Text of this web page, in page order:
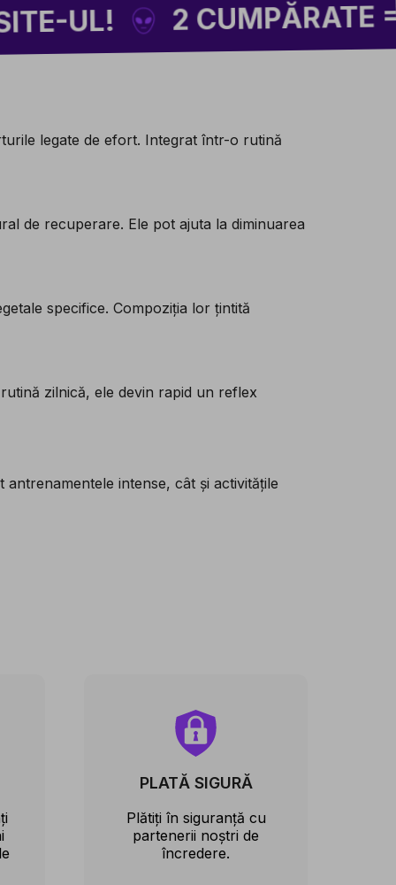
2 CUMPĂRATE = 1
legate de efort. Integrat într-o rutină
de recuperare. Ele pot ajuta la diminuarea
specifice. Compoziția lor țintită
zilnică, ele devin rapid un reflex
intense, cât și activitățile
PLATĂ SIGURĂ
Plătiți în siguranță cu
partenerii noștri de
încredere.